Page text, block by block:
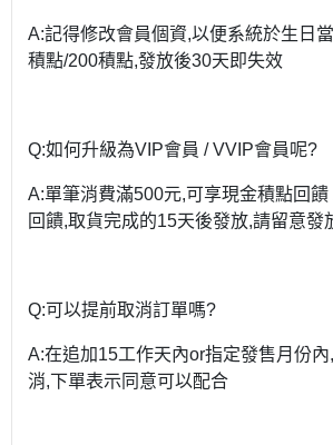
A:記得修改會員個資,以便系統於生日
積點/200積點,發放後30天即失效
Q:如何升級為VIP會員 / VVIP會員呢?
A:單筆消費滿500元,可享現金積點回
回饋,取貨完成的15天後發放,請留意發
Q:可以提前取消訂單嗎?
A:在追加15工作天內or指定發售月份
消,下單表示同意可以配合